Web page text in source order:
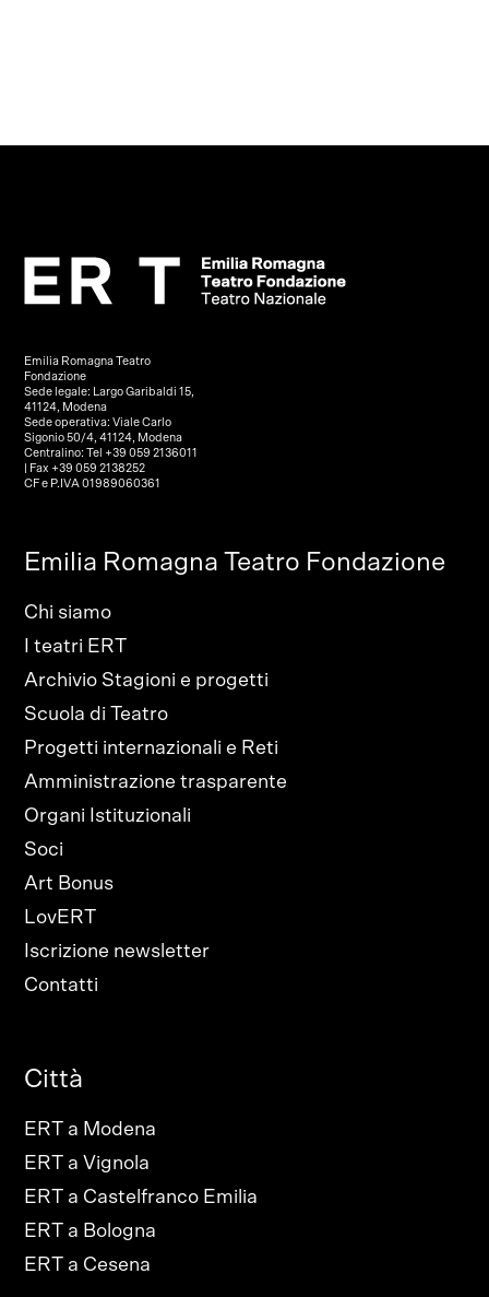
Emilia Romagna Teatro
Fondazione
Sede legale: Largo Garibaldi 15,
41124, Modena
Sede operativa: Viale Carlo
Sigonio 50/4, 41124, Modena
Centralino: Tel +39 059 2136011
| Fax +39 059 2138252
CF e P.IVA 01989060361
Emilia Romagna Teatro Fondazione
Chi siamo
I teatri ERT
Archivio Stagioni e progetti
Scuola di Teatro
Progetti internazionali e Reti
Amministrazione trasparente
Organi Istituzionali
Soci
Art Bonus
LovERT
Iscrizione newsletter
Contatti
Città
ERT a Modena
ERT a Vignola
ERT a Castelfranco Emilia
ERT a Bologna
ERT a Cesena